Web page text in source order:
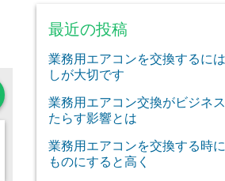
最近の投稿
業務用エアコンを交換するに
しが大切です
業務用エアコン交換がビジネ
たらす影響とは
業務用エアコンを交換する時
ものにすると高く